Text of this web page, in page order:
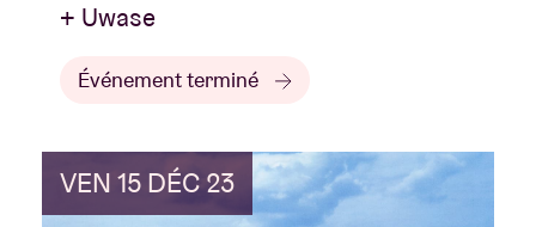
+ Uwase
Événement terminé
VEN 15 DÉC 23